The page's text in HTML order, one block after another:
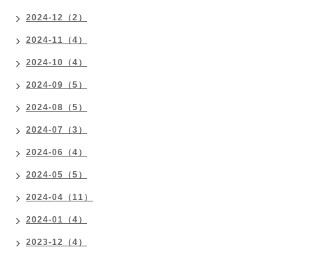
2024-12（2）
2024-11（4）
2024-10（4）
2024-09（5）
2024-08（5）
2024-07（3）
2024-06（4）
2024-05（5）
2024-04（11）
2024-01（4）
2023-12（4）